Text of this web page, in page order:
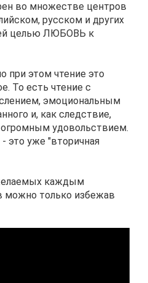
во множестве центров
русском и других
целью ЛЮБОВЬ к
при этом чтение это
То есть чтение с
эмоциональным
и, как следствие,
удовольствием.
это уже "вторичная
каждым
можно только избежав